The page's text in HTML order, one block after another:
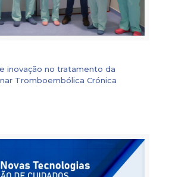
inovação no tratamento da
Tromboembólica Crónica